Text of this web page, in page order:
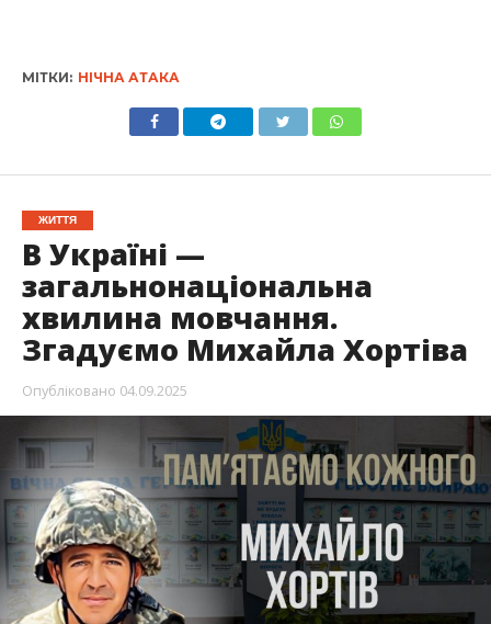
МІТКИ: НІЧНА АТАКА
ЖИТТЯ
В Україні —
загальнонаціональна
хвилина мовчання.
Згадуємо Михайла Хортіва
Опубліковано 04.09.2025